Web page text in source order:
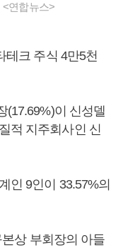
<연합뉴스>
테크 주식 4만5천
(17.69%)이 신성델
적 지주회사인 신
인 9인이 33.57%의
상 부회장의 아들